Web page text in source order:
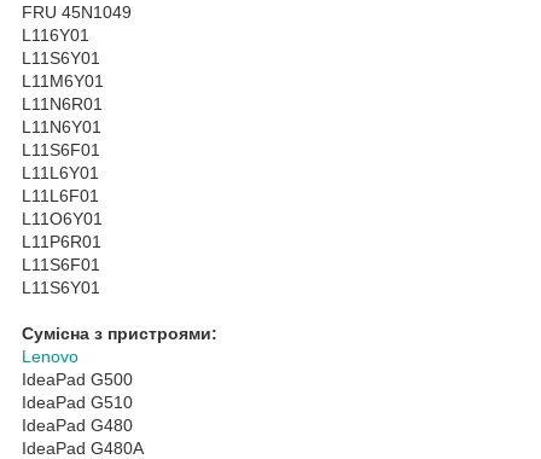
FRU 45N1049
L116Y01
L11S6Y01
L11M6Y01
L11N6R01
L11N6Y01
L11S6F01
L11L6Y01
L11L6F01
L11O6Y01
L11P6R01
L11S6F01
L11S6Y01
Сумісна з пристроями:
Lenovo
IdeaPad G500
IdeaPad G510
IdeaPad G480
IdeaPad G480A